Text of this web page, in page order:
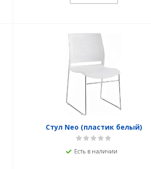
Стул Neo (пластик белый)
Есть в наличии